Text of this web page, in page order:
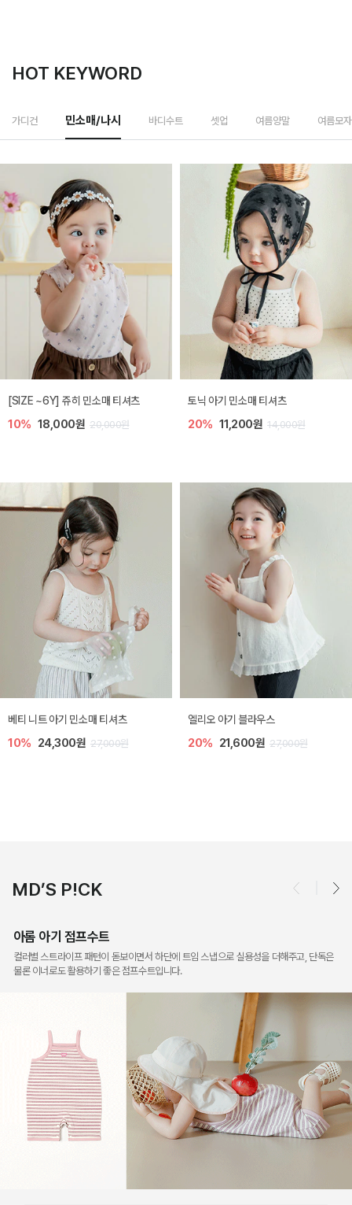
HOT KEYWORD
가디건 민소매/나시 바디수트 셋업 여름양말 여름모자
플로아 바디수트
10% 35,100원 39,000원
디오 플리츠 아기 점프수트
20% 26,400원 33,000원
아롬 아기 점프수트
10% 27,000원 30,000원
오드 바디수트
10% 27,900원 31,000원
MD’S P!CK
아롬 아기 점프수트
컬러별 스트라이프 패턴이 돋보이면서 하단에 트임 스냅으로 실용성을 더해주고, 단독은
물론 이너로도 활용하기 좋은 점프수트입니다.